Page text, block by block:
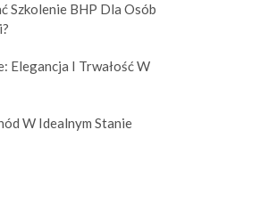
Szkolenie BHP Dla Osób
Elegancja I Trwałość W
W Idealnym Stanie